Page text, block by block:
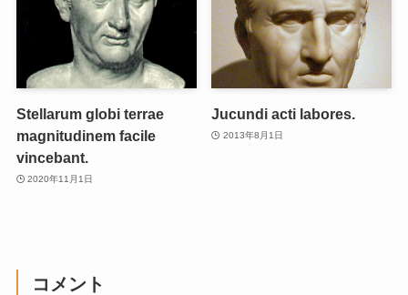
Stellarum globi terrae
magnitudinem facile
vincebant.
2020年11月1日
Jucundi acti labores.
2013年8月1日
コメント